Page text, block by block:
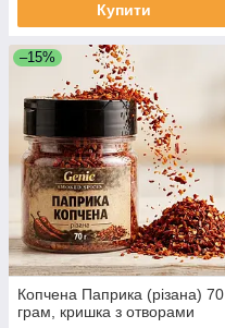
Купити
–15%
Копчена Паприка (різана) 70
грам, кришка з отворами